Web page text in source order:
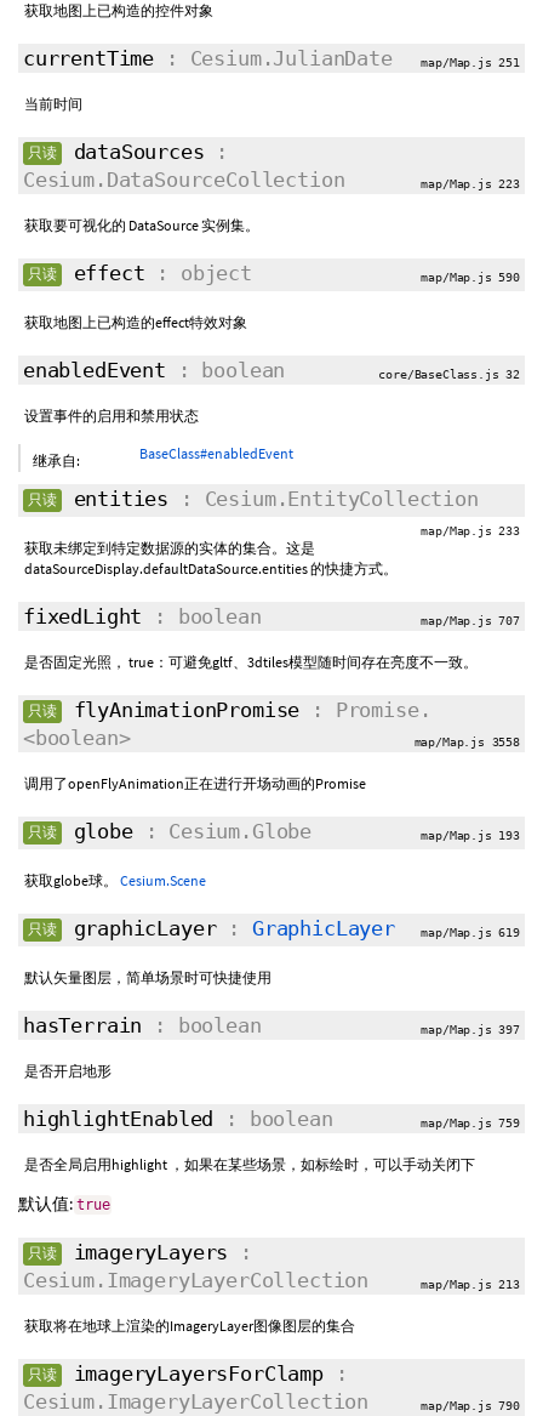
获取地图上已构造的控件对象
currentTime : Cesium.JulianDate map/Map.js 251
当前时间
只读 dataSources :
Cesium.DataSourceCollection
map/Map.js 223
获取要可视化的 DataSource 实例集。
只读 effect : object map/Map.js 590
获取地图上已构造的effect特效对象
enabledEvent : boolean core/BaseClass.js 32
设置事件的启用和禁用状态
继承自: BaseClass#enabledEvent
只读 entities : Cesium.EntityCollection
map/Map.js 233
获取未绑定到特定数据源的实体的集合。这是
dataSourceDisplay.defaultDataSource.entities 的快捷方式。
fixedLight : boolean map/Map.js 707
是否固定光照， true：可避免gltf、3dtiles模型随时间存在亮度不一致。
只读 flyAnimationPromise : Promise.
<boolean>
map/Map.js 3558
调用了openFlyAnimation正在进行开场动画的Promise
只读 globe: Cesium.Globe map/Map.js 193
获取globe球。 Cesium.Scene
只读 graphicLayer: GraphicLayer map/Map.js 619
默认矢量图层，简单场景时可快捷使用
hasTerrain : boolean map/Map.js 397
是否开启地形
highlightEnabled : boolean map/Map.js 759
是否全局启用highlight ，如果在某些场景，如标绘时，可以手动关闭下
默认值: true
只读 imageryLayers :
Cesium.ImageryLayerCollection
map/Map.js 213
获取将在地球上渲染的ImageryLayer图像图层的集合
只读 imageryLayersForClamp:
Cesium.ImageryLayerCollection
map/Map.js 790